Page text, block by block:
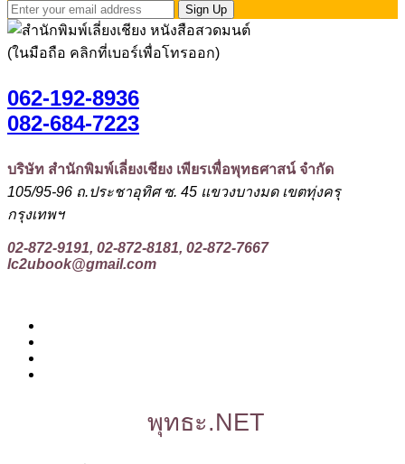
Sign Up
(ในมือถือ คลิกที่เบอร์เพื่อโทรออก)
062-192-8936
082-684-7223
บริษัท สำนักพิมพ์เลี่ยงเชียง เพียรเพื่อพุทธศาสน์ จำกัด
105/95-96 ถ.ประชาอุทิศ ซ. 45 แขวงบางมด เขตทุ่งครุ
กรุงเทพฯ
02-872-9191, 02-872-8181, 02-872-7667
lc2ubook@gmail.com
พุทธะ.NET